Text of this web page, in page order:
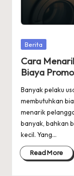
Posted
Berita
Cara
Biaya
Banyak pelaku
membutuhkan
menarik
banyak, bahkan
kecil. Yang…
Read More